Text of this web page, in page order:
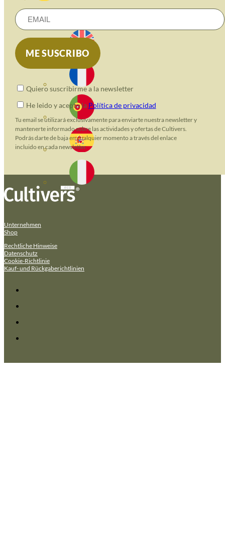
Quiero suscribirme a la newsletter
He leido y acepto la Política de privacidad
Tu email se utilizará exclusivamente para enviarte nuestra newsletter y
mantenerte informado sobre las actividades y ofertas de Cultivers.
Podrás darte de baja en cualquier momento a través del enlace
incluido en cada newsletter.
Unternehmen
Shop
Rechtliche Hinweise
Datenschutz
Cookie-Richtlinie
Kauf- und Rückgaberichtlinien